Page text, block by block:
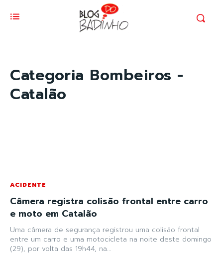
Categoria Bombeiros -
Catalão
ACIDENTE
Câmera registra colisão frontal entre carro
e moto em Catalão
Uma câmera de segurança registrou uma colisão frontal
entre um carro e uma motocicleta na noite deste domingo
(29), por volta das 19h44, na...